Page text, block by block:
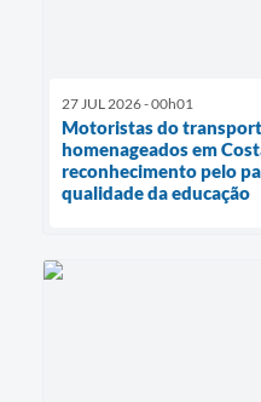
27 JUL 2026 - 00h01
Motoristas do
homenageados em
reconhecimento pelo
qualidade da educação